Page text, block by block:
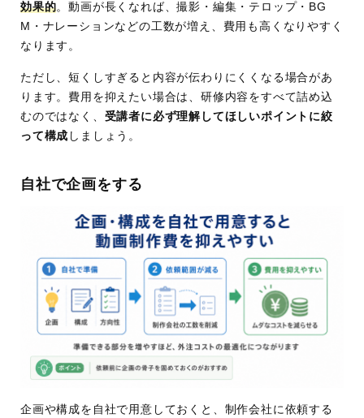
効果的。動画が長くなれば、撮影・編集・テロップ・BG
M・ナレーションなどの工数が増え、費用も高くなりやすく
なります。
ただし、短くしすぎると内容が伝わりにくくなる場合があ
ります。費用を抑えたい場合は、研修内容をすべて詰め込
むのではなく、 受講者に必ず理解してほしいポイントに絞
って構成 しましょう。
自社で企画をする
企画や構成を自社で用意しておくと、制作会社に依頼する